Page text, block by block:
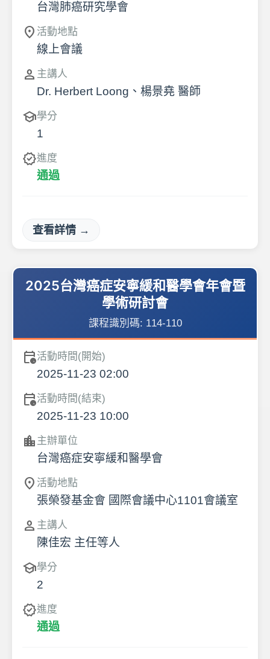
台灣肺癌研究學會
location_on 活動地點
線上會議
person 主講人
Dr. Herbert Loong、楊景堯 醫師
school學分
1
verified進度
通過
查看詳情 →
2025台灣癌症安寧緩和醫學會年會暨
學術研討會
課程識別碼: 114-110
calendar_clock活動時間(開始)
2025-11-23 02:00
calendar_clock活動時間(結束)
2025-11-23 10:00
location_city 主辦單位
台灣癌症安寧緩和醫學會
location_on 活動地點
張榮發基金會 國際會議中心1101會議室
person 主講人
陳佳宏 主任等人
school學分
2
verified進度
通過